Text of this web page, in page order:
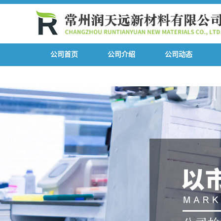
公司首页 公司介绍 公司动态